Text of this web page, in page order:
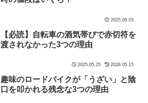
2025.06.03
【必読】自転車の酒気帯びで赤切符を
渡されなかった3つの理由
2025.05.25 2026.05.15
趣味のロードバイクが「うざい」と陰
口を叩かれる残念な3つの理由